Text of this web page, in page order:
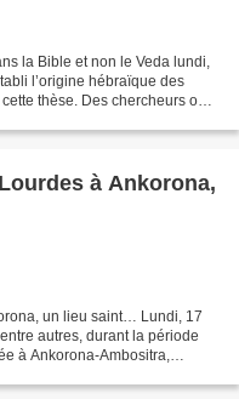
la Bible et non le Veda lundi,
l’origine hébraïque des
thèse. Des chercheurs ont
à Ankorona,
un lieu saint… Lundi, 17
autres, durant la période
à Ankorona-Ambositra,